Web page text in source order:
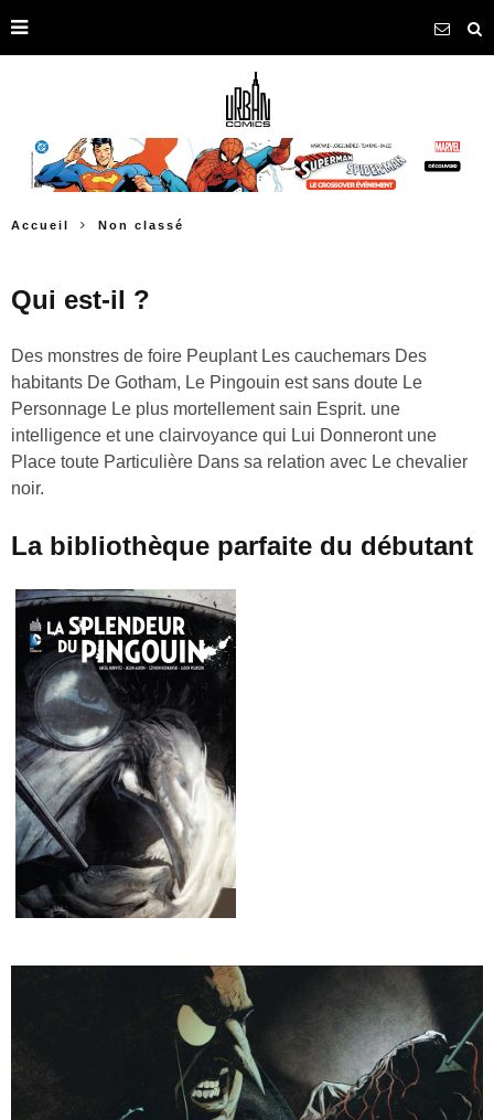
Accueil Non classé
Qui est-il ?
Des monstres de foire Peuplant Les cauchemars Des
habitants De Gotham, Le Pingouin est sans doute Le
Personnage Le plus mortellement sain Esprit. une
intelligence et une clairvoyance qui Lui Donneront une
Place toute Particulière Dans sa relation avec Le chevalier
noir.
La bibliothèque parfaite du débutant